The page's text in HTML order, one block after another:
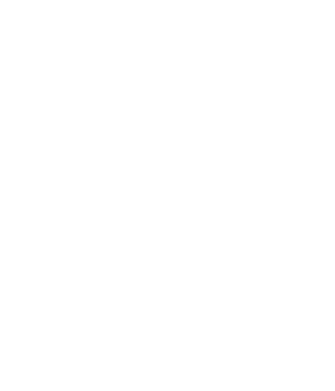
りません。
未対応品が
1月12日よ